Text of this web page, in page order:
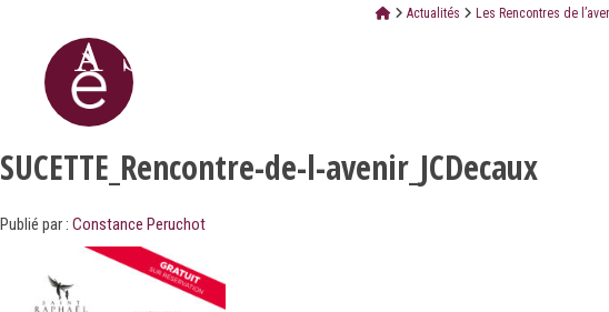
Actualités Les Rencontres de
SUCETTE_Rencontre-de-l-avenir_JCDecaux
Publié par : Constance Peruchot